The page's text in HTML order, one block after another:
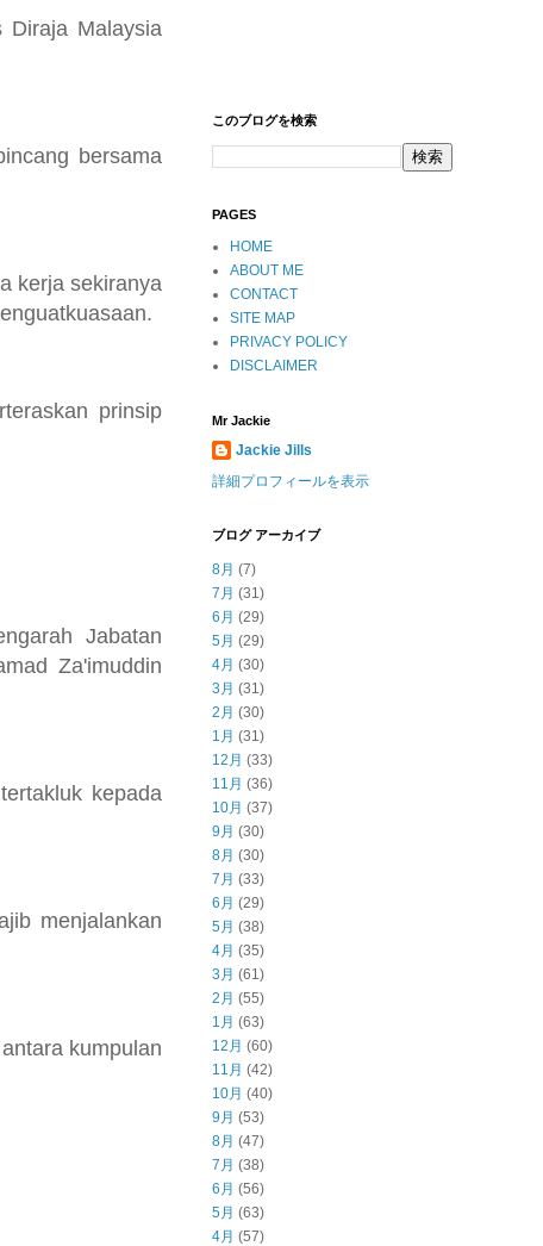
Diraja Malaysia
bersama
kerja sekiranya
prinsip
Jabatan
Za'imuddin
kepada
menjalankan
kumpulan
このブログを検索
PAGES
HOME
ABOUT ME
CONTACT
SITE MAP
PRIVACY POLICY
DISCLAIMER
Mr Jackie
Jackie Jills
詳細プロフィールを表示
ブログ アーカイブ
8月 (7)
7月 (31)
6月 (29)
5月 (29)
4月 (30)
3月 (31)
2月 (30)
1月 (31)
12月 (33)
11月 (36)
10月 (37)
9月 (30)
8月 (30)
7月 (33)
6月 (29)
5月 (38)
4月 (35)
3月 (61)
2月 (55)
1月 (63)
12月 (60)
11月 (42)
10月 (40)
9月 (53)
8月 (47)
7月 (38)
6月 (56)
5月 (63)
4月 (57)